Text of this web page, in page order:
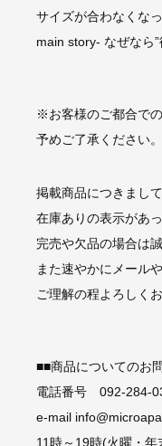
サイズが合わなくな
main story- なぜなら”
※お客様のご都合で
予めご了承ください。
掲載商品につきまし
在庫ありの表示があ
完売や欠品の場合は
また速やかにメール
ご理解の程よろしく
■■商品についてのお
電話番号 092-284-
e-mail
11時～19時(火曜・年